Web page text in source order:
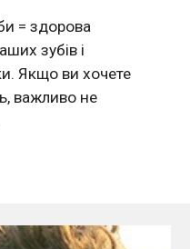
= здорова
зубів і
Якщо ви хочете
важливо не